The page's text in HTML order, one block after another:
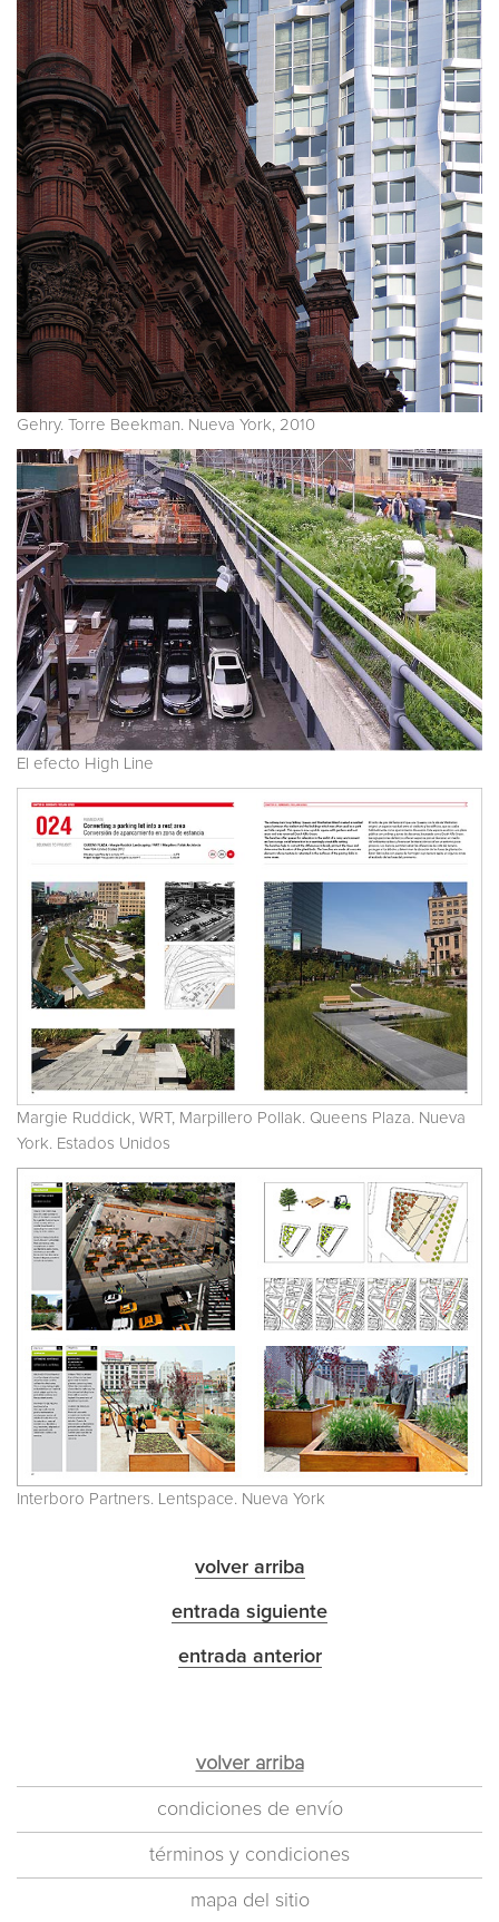
Gehry. Torre Beekman. Nueva York, 2010
El efecto High Line
Margie Ruddick, WRT, Marpillero Pollak. Queens Plaza. Nueva
York. Estados Unidos
Interboro Partners. Lentspace. Nueva York
volver arriba
entrada siguiente
entrada anterior
volver arriba
condiciones de envío
términos y condiciones
mapa del sitio